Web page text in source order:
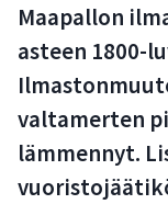
Trooppiset
Atlantilla
Ilmaston
arkistojen avulla
Maapallon
asteen 1800-
valtamerten
lämmennyt.